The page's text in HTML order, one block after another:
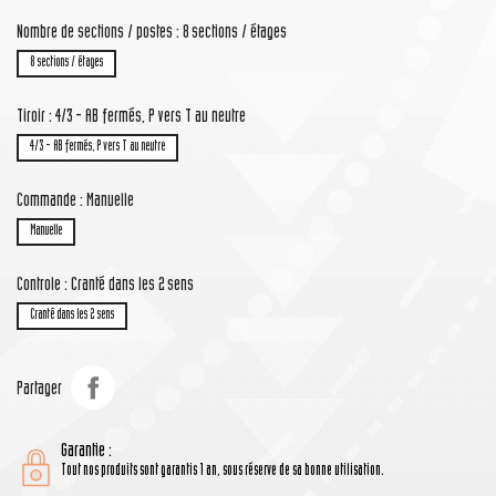
Nombre de sections / postes : 8 sections / étages
8 sections / étages
Tiroir : 4/3 - AB fermés, P vers T au neutre
4/3 - AB fermés, P vers T au neutre
Commande : Manuelle
Manuelle
Controle : Cranté dans les 2 sens
Cranté dans les 2 sens
Partager
Garantie :
Tout nos produits sont garantis 1 an, sous réserve de sa bonne utilisation.